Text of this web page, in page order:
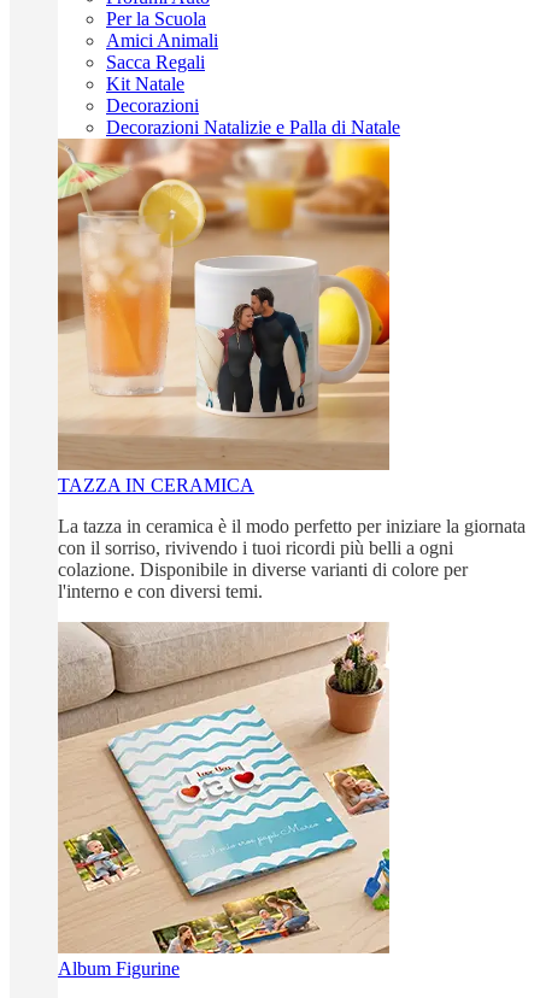
Per la Scuola
Amici Animali
Sacca Regali
Kit Natale
Decorazioni
Decorazioni Natalizie e Palla di Natale
TAZZA IN CERAMICA
La tazza in ceramica è il modo perfetto per iniziare la giornata
con il sorriso, rivivendo i tuoi ricordi più belli a ogni
colazione. Disponibile in diverse varianti di colore per
l'interno e con diversi temi.
Album Figurine